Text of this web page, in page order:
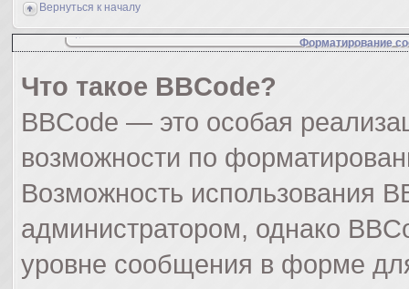
Вернуться к началу
Форматирование
Что такое BBCode?
BBCode — это особая
возможности по
Возможность использования
администратором, однако
уровне сообщения в форме